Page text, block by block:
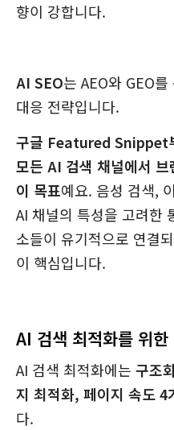
향이 강합니다.
AI SEO는 AEO와 GEO
대응 전략입니다.
구글 Featured Snippet
모든 AI 검색 채널에서
이 목표예요. 음성 검색,
AI 채널의 특성을 고려한
소들이 유기적으로 연결
이 핵심입니다.
AI 검색 최적화를 위
AI 검색 최적화에는 구조
지 최적화, 페이지 속도 4
다.